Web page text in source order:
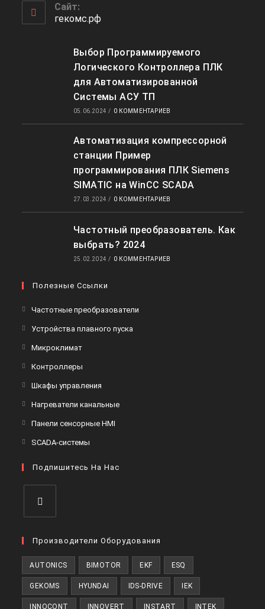
Сайт:
гекомс.рф
Выбор Программируемого
Логического Контроллера ПЛК
для Автоматизированной
Системы АСУ ТП
05.06.2024 / 0 КОММЕНТАРИЕВ
Автоматизация компрессорной
станции Пример
программирования ПЛК Siemens
SIMATIC на WinCC SCADA
27.03.2024 / 0 КОММЕНТАРИЕВ
Частотный преобразователь. Как
выбрать? 2024
25.02.2024 / 0 КОММЕНТАРИЕВ
Полезные Ссылки
Частотные преобразователи
Устройства плавного пуска
Микроклимат
Контроллеры
Шкафы управления
Нагреватели канальные
Панели сенсорные HMI
SCADA-системы
Подпишитесь На Нас
Производители Оборудования
AUTONICS BIMOTOR EKF ESQ
GEKOMS HYUNDAI IDS-DRIVE IEK
INNOCONT INNOVERT INSTART INTEK